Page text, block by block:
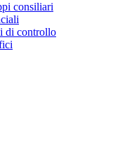
consiliari
di controllo